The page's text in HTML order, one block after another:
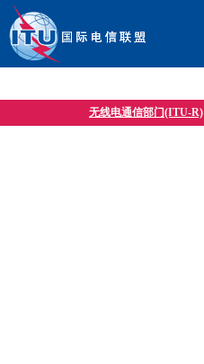
无线电通信部门(ITU-R)